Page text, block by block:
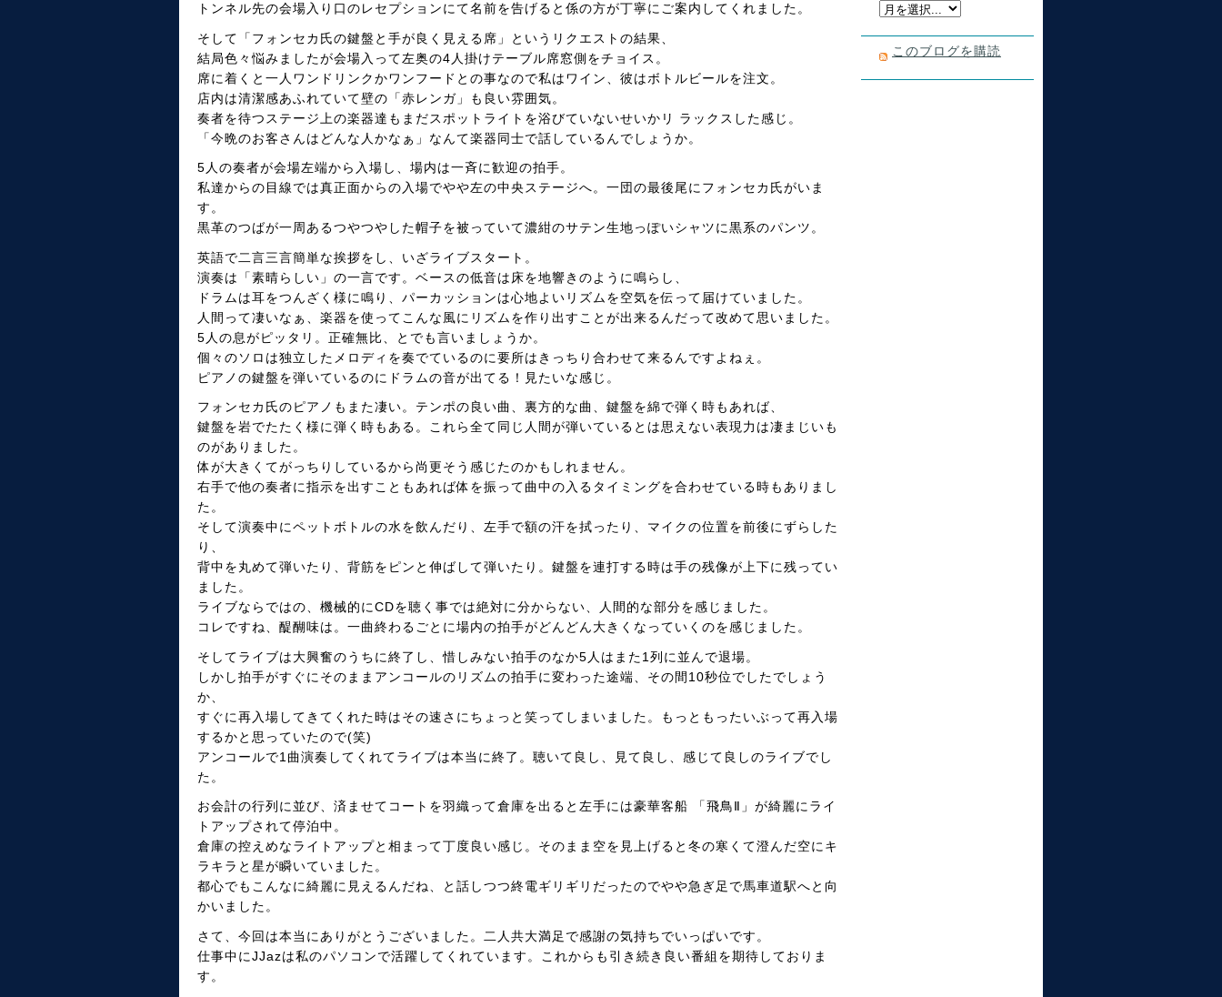
トンネル先の会場入り口のレセプションにて名前を告げると係の方が丁寧にご案内してくれました。
そして「フォンセカ氏の鍵盤と手が良く見える席」というリクエストの結果、
結局色々悩みましたが会場入って左奥の4人掛けテーブル席窓側をチョイス。
席に着くと一人ワンドリンクかワンフードとの事なので私はワイン、彼はボトルビールを注文。
店内は清潔感あふれていて壁の「赤レンガ」も良い雰囲気。
奏者を待つステージ上の楽器達もまだスポットライトを浴びていないせいかリ ラックスした感じ。
「今晩のお客さんはどんな人かなぁ」なんて楽器同士で話しているんでしょうか。
5人の奏者が会場左端から入場し、場内は一斉に歓迎の拍手。
私達からの目線では真正面からの入場でやや左の中央ステージへ。一団の最後尾にフォンセカ氏がいま
す。
黒革のつばが一周あるつやつやした帽子を被っていて濃紺のサテン生地っぽいシャツに黒系のパンツ。
英語で二言三言簡単な挨拶をし、いざライブスタート。
演奏は「素晴らしい」の一言です。ベースの低音は床を地響きのように鳴らし、
ドラムは耳をつんざく様に鳴り、パーカッションは心地よいリズムを空気を伝って届けていました。
人間って凄いなぁ、楽器を使ってこんな風にリズムを作り出すことが出来るんだって改めて思いました。
5人の息がピッタリ。正確無比、とでも言いましょうか。
個々のソロは独立したメロディを奏でているのに要所はきっちり合わせて来るんですよねぇ。
ピアノの鍵盤を弾いているのにドラムの音が出てる！見たいな感じ。
フォンセカ氏のピアノもまた凄い。テンポの良い曲、裏方的な曲、鍵盤を綿で弾く時もあれば、
鍵盤を岩でたたく様に弾く時もある。これら全て同じ人間が弾いているとは思えない表現力は凄まじいも
のがありました。
体が大きくてがっちりしているから尚更そう感じたのかもしれません。
右手で他の奏者に指示を出すこともあれば体を振って曲中の入るタイミングを合わせている時もありまし
た。
そして演奏中にペットボトルの水を飲んだり、左手で額の汗を拭ったり、マイクの位置を前後にずらした
り、
背中を丸めて弾いたり、背筋をピンと伸ばして弾いたり。鍵盤を連打する時は手の残像が上下に残ってい
ました。
ライブならではの、機械的にCDを聴く事では絶対に分からない、人間的な部分を感じました。
コレですね、醍醐味は。一曲終わるごとに場内の拍手がどんどん大きくなっていくのを感じました。
そしてライブは大興奮のうちに終了し、惜しみない拍手のなか5人はまた1列に並んで退場。
しかし拍手がすぐにそのままアンコールのリズムの拍手に変わった途端、その間10秒位でしたでしょう
か、
すぐに再入場してきてくれた時はその速さにちょっと笑ってしまいました。もっともったいぶって再入場
するかと思っていたので(笑)
アンコールで1曲演奏してくれてライブは本当に終了。聴いて良し、見て良し、感じて良しのライブでし
た。
お会計の行列に並び、済ませてコートを羽織って倉庫を出ると左手には豪華客船 「飛鳥Ⅱ」が綺麗にライ
トアップされて停泊中。
倉庫の控えめなライトアップと相まって丁度良い感じ。そのまま空を見上げると冬の寒くて澄んだ空にキ
ラキラと星が瞬いていました。
都心でもこんなに綺麗に見えるんだね、と話しつつ終電ギリギリだったのでやや急ぎ足で馬車道駅へと向
かいました。
さて、今回は本当にありがとうございました。二人共大満足で感謝の気持ちでいっぱいです。
仕事中にJJazは私のパソコンで活躍してくれています。これからも引き続き良い番組を期待しておりま
す。
このブログを購読